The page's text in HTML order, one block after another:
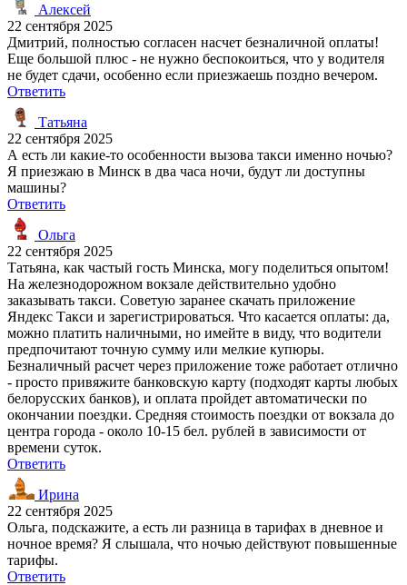
Алексей
22 сентября 2025
Дмитрий, полностью согласен насчет безналичной оплаты!
Еще большой плюс - не нужно беспокоиться, что у водителя
не будет сдачи, особенно если приезжаешь поздно вечером.
Ответить
Татьяна
22 сентября 2025
А есть ли какие-то особенности вызова такси именно ночью?
Я приезжаю в Минск в два часа ночи, будут ли доступны
машины?
Ответить
Ольга
22 сентября 2025
Татьяна, как частый гость Минска, могу поделиться опытом!
На железнодорожном вокзале действительно удобно
заказывать такси. Советую заранее скачать приложение
Яндекс Такси и зарегистрироваться. Что касается оплаты: да,
можно платить наличными, но имейте в виду, что водители
предпочитают точную сумму или мелкие купюры.
Безналичный расчет через приложение тоже работает отлично
- просто привяжите банковскую карту (подходят карты любых
белорусских банков), и оплата пройдет автоматически по
окончании поездки. Средняя стоимость поездки от вокзала до
центра города - около 10-15 бел. рублей в зависимости от
времени суток.
Ответить
Ирина
22 сентября 2025
Ольга, подскажите, а есть ли разница в тарифах в дневное и
ночное время? Я слышала, что ночью действуют повышенные
тарифы.
Ответить